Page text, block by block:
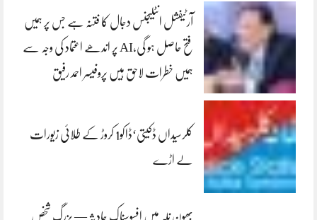
آرٹیفشل انٹلیجنس دجال کا فتنہ ہے جس پر ہمیں
فتح حاصل ہو گی،AI پر اندھے اعتماد کی وجہ سے
ہمیں خطرات لاحق ہیں پروفیسر احمد رفیق
کلرسیداں ڈکیتی‘ڈاکو1 کروڑ کے طلائی زیورات
لے اڑے
بھون نلہ میں افسوسناک حادثہ — بزرگ شخص